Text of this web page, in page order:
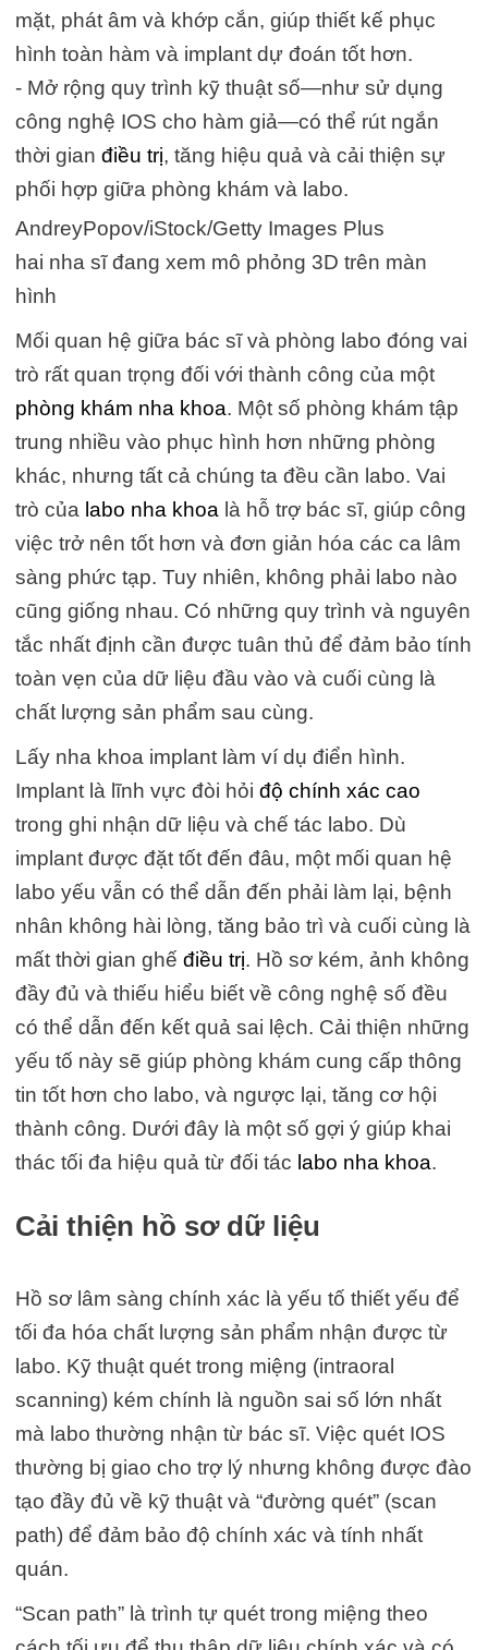
mặt, phát âm và khớp cắn, giúp thiết kế phục
hình toàn hàm và implant dự đoán tốt hơn.
- Mở rộng quy trình kỹ thuật số—như sử dụng
công nghệ IOS cho hàm giả—có thể rút ngắn
thời gian điều trị, tăng hiệu quả và cải thiện sự
phối hợp giữa phòng khám và labo.
AndreyPopov/iStock/Getty Images Plus
hai nha sĩ đang xem mô phỏng 3D trên màn
hình
Mối quan hệ giữa bác sĩ và phòng labo đóng vai
trò rất quan trọng đối với thành công của một
phòng khám nha khoa. Một số phòng khám tập
trung nhiều vào phục hình hơn những phòng
khác, nhưng tất cả chúng ta đều cần labo. Vai
trò của labo nha khoa là hỗ trợ bác sĩ, giúp công
việc trở nên tốt hơn và đơn giản hóa các ca lâm
sàng phức tạp. Tuy nhiên, không phải labo nào
cũng giống nhau. Có những quy trình và nguyên
tắc nhất định cần được tuân thủ để đảm bảo tính
toàn vẹn của dữ liệu đầu vào và cuối cùng là
chất lượng sản phẩm sau cùng.
Lấy nha khoa implant làm ví dụ điển hình.
Implant là lĩnh vực đòi hỏi độ chính xác cao
trong ghi nhận dữ liệu và chế tác labo. Dù
implant được đặt tốt đến đâu, một mối quan hệ
labo yếu vẫn có thể dẫn đến phải làm lại, bệnh
nhân không hài lòng, tăng bảo trì và cuối cùng là
mất thời gian ghế điều trị. Hồ sơ kém, ảnh không
đầy đủ và thiếu hiểu biết về công nghệ số đều
có thể dẫn đến kết quả sai lệch. Cải thiện những
yếu tố này sẽ giúp phòng khám cung cấp thông
tin tốt hơn cho labo, và ngược lại, tăng cơ hội
thành công. Dưới đây là một số gợi ý giúp khai
thác tối đa hiệu quả từ đối tác labo nha khoa.
Cải thiện hồ sơ dữ liệu
Hồ sơ lâm sàng chính xác là yếu tố thiết yếu để
tối đa hóa chất lượng sản phẩm nhận được từ
labo. Kỹ thuật quét trong miệng (intraoral
scanning) kém chính là nguồn sai số lớn nhất
mà labo thường nhận từ bác sĩ. Việc quét IOS
thường bị giao cho trợ lý nhưng không được đào
tạo đầy đủ về kỹ thuật và “đường quét” (scan
path) để đảm bảo độ chính xác và tính nhất
quán.
“Scan path” là trình tự quét trong miệng theo